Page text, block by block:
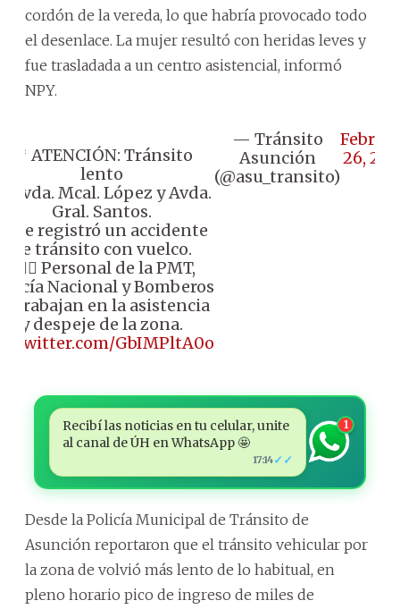
cordón de la vereda, lo que habría provocado todo
el desenlace. La mujer resultó con heridas leves y
fue trasladada a un centro asistencial, informó
NPY.
🚨 ATENCIÓN: Tránsito
lento
Avda. Mcal. López y Avda.
Gral. Santos.
Se registró un accidente
de tránsito con vuelco.
​👨🏼‍✈️ Personal de la PMT,
Nacional y Bomberos
trabajan en la asistencia
y despeje de la zona.
GbIMPltA0o
— Tránsito
Asunción
(@asu_transito)
26,
Recibí las noticias en tu celular, unite
al canal de ÚH en WhatsApp 🤩
17:14✓✓
1
Desde la Policía Municipal de Tránsito de
Asunción reportaron que el tránsito vehicular por
la zona de volvió más lento de lo habitual, en
pleno horario pico de ingreso de miles de